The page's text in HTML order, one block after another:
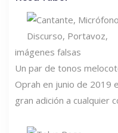
imágenes falsas
Un par de tonos
Oprah en junio de 2019
gran adición a cualquier